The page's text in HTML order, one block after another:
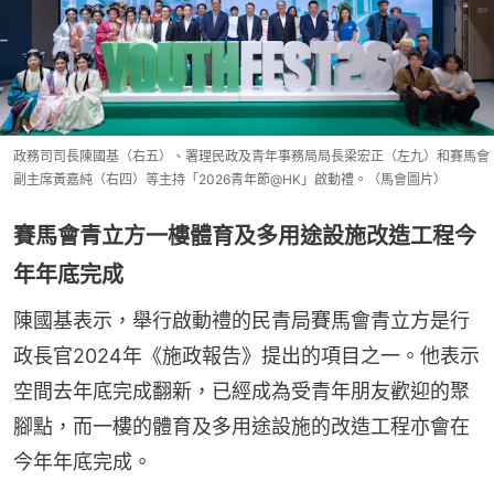
政務司司長陳國基（右五）、署理民政及青年事務局局長梁宏正（左九）和賽馬會
副主席黃嘉純（右四）等主持「2026青年節@HK」啟動禮。（馬會圖片）
賽馬會青立方一樓體育及多用途設施改造工程今
年年底完成
陳國基表示，舉行啟動禮的民青局賽馬會青立方是行
政長官2024年《施政報告》提出的項目之一。他表示
空間去年底完成翻新，已經成為受青年朋友歡迎的聚
腳點，而一樓的體育及多用途設施的改造工程亦會在
今年年底完成。